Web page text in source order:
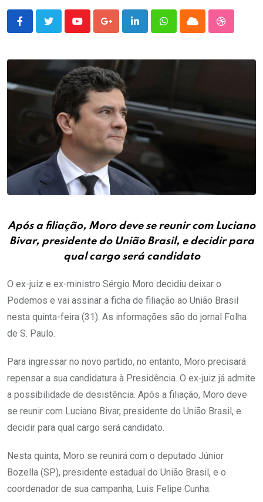
YoutubeGoogle+LinkedInWhatsappCloud
Após a filiação, Moro deve se reunir com Luciano
Bivar, presidente do União Brasil, e decidir para
qual cargo será candidato
O ex-juiz e ex-ministro Sérgio Moro decidiu deixar o
Podemos e vai assinar a ficha de filiação ao União Brasil
nesta quinta-feira (31). As informações são do jornal Folha
de S. Paulo.
Para ingressar no novo partido, no entanto, Moro precisará
repensar a sua candidatura à Presidência. O ex-juiz já admite
a possibilidade de desistência. Após a filiação, Moro deve
se reunir com Luciano Bivar, presidente do União Brasil, e
decidir para qual cargo será candidato.
Nesta quinta, Moro se reunirá com o deputado Júnior
Bozella (SP), presidente estadual do União Brasil, e o
coordenador de sua campanha, Luis Felipe Cunha.